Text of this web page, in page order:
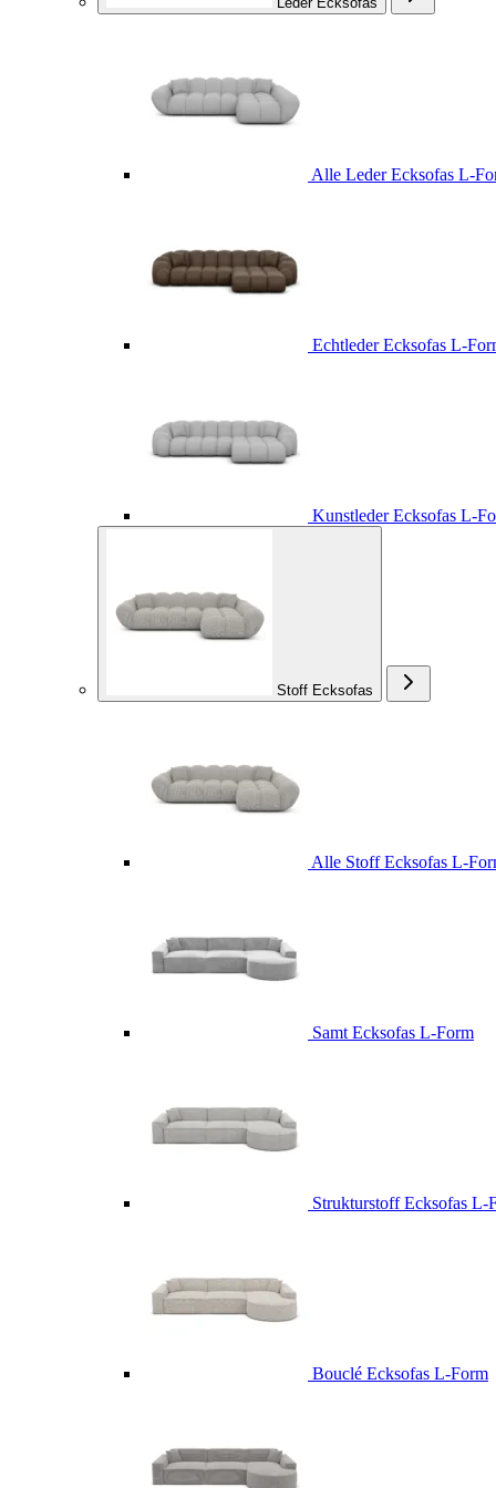
Alle Leder Ecksofas L-
Echtleder Ecksofas L-
Kunstleder Ecksofas L-
Stoff Ecksofas
Alle Stoff Ecksofas L-
Samt Ecksofas L-Form
Strukturstoff Ecksofas L-
Bouclé Ecksofas L-Form